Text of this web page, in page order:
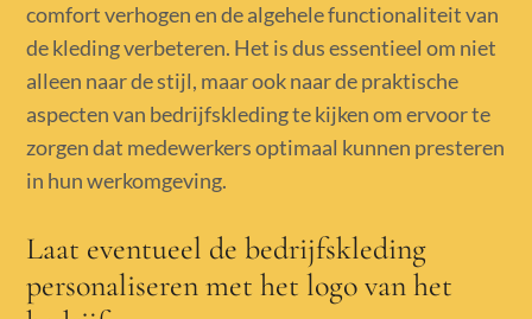
comfort verhogen en de algehele functionaliteit van
de kleding verbeteren. Het is dus essentieel om niet
alleen naar de stijl, maar ook naar de praktische
aspecten van bedrijfskleding te kijken om ervoor te
zorgen dat medewerkers optimaal kunnen presteren
in hun werkomgeving.
Laat eventueel de bedrijfskleding
personaliseren met het logo van het